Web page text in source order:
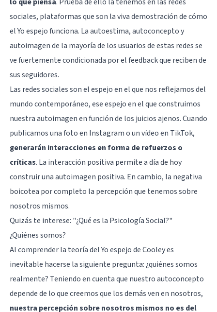
sociales, plataformas que son la viva demostración de cómo
el Yo espejo funciona. La autoestima, autoconcepto y
autoimagen de la mayoría de los usuarios de estas redes se
ve fuertemente condicionada por el feedback que reciben de
sus seguidores.
Las redes sociales son el espejo en el que nos reflejamos del
mundo contemporáneo, ese espejo en el que construimos
nuestra autoimagen en función de los juicios ajenos. Cuando
publicamos una foto en Instagram o un vídeo en TikTok,
generarán interacciones en forma de refuerzos o
críticas. La interacción positiva permite a día de hoy
construir una autoimagen positiva. En cambio, la negativa
boicotea por completo la percepción que tenemos sobre
nosotros mismos.
Quizás te interese: "¿Qué es la Psicología Social?"
¿Quiénes somos?
Al comprender la teoría del Yo espejo de Cooley es
inevitable hacerse la siguiente pregunta: ¿quiénes somos
realmente? Teniendo en cuenta que nuestro autoconcepto
depende de lo que creemos que los demás ven en nosotros,
nuestra percepción sobre nosotros mismos no es del